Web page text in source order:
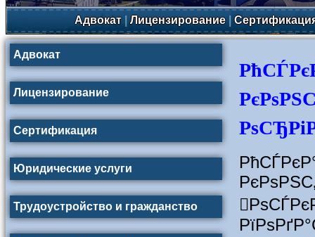
Адвокат|Лицензирование|
Адвокат
Лицензирование
Сертификация
Юридические услуги
Трудоустройство и гражданство